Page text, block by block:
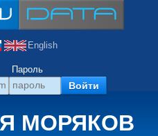
English
Пароль
МОРЯКОВ